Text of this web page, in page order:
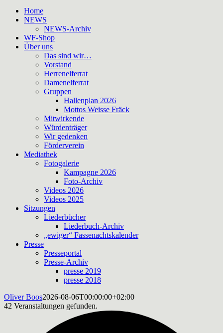
Home
NEWS
NEWS-Archiv
WF-Shop
Über uns
Das sind wir…
Vorstand
Herrenelferrat
Damenelferrat
Gruppen
Hallenplan 2026
Mottos Weisse Fräck
Mitwirkende
Würdenträger
Wir gedenken
Förderverein
Mediathek
Fotogalerie
Kampagne 2026
Foto-Archiv
Videos 2026
Videos 2025
Sitzungen
Liederbücher
Liederbuch-Archiv
„ewiger“ Fassenachtskalender
Presse
Presseportal
Presse-Archiv
presse 2019
presse 2018
Oliver Boos2026-08-06T00:00:00+02:00
42 Veranstaltungen gefunden.